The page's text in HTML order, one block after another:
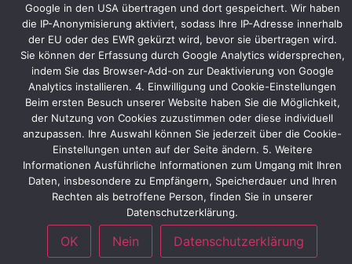
Vorheriger Nächster
Google in den USA übertragen und dort gespeichert. Wir haben
die IP-Anonymisierung aktiviert, sodass Ihre IP-Adresse innerhalb
der EU oder des EWR gekürzt wird, bevor sie übertragen wird.
Sie können der Erfassung durch Google Analytics widersprechen,
indem Sie das Browser-Add-on zur Deaktivierung von Google
Analytics installieren. 4. Einwilligung und Cookie-Einstellungen
Beim ersten Besuch unserer Website haben Sie die Möglichkeit,
der Nutzung von Cookies zuzustimmen oder diese individuell
anzupassen. Ihre Auswahl können Sie jederzeit über die Cookie-
Einstellungen unten auf der Seite ändern. 5. Weitere
Informationen Ausführliche Informationen zum Umgang mit Ihren
Daten, insbesondere zu Empfängern, Speicherdauer und Ihren
Rechten als betroffene Person, finden Sie in unserer
Datenschutzerklärung.
OK Nein Datenschutzerklärung